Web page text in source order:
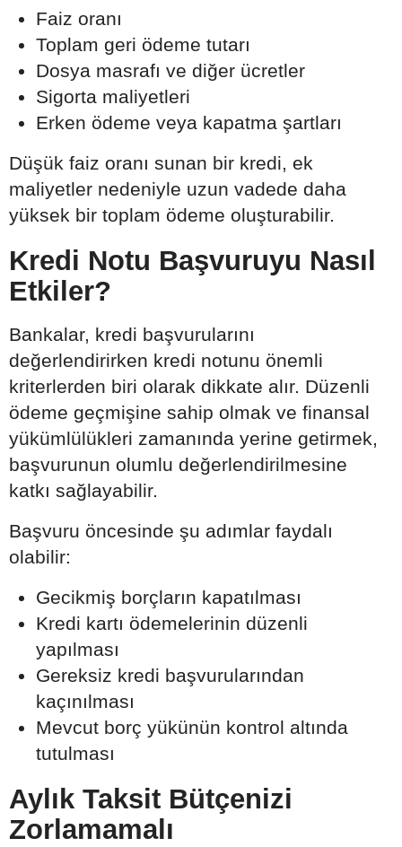
Faiz oranı
Toplam geri ödeme tutarı
Dosya masrafı ve diğer ücretler
Sigorta maliyetleri
Erken ödeme veya kapatma şartları
Düşük faiz oranı sunan bir kredi, ek
maliyetler nedeniyle uzun vadede daha
yüksek bir toplam ödeme oluşturabilir.
Kredi Notu Başvuruyu Nasıl
Etkiler?
Bankalar, kredi başvurularını
değerlendirirken kredi notunu önemli
kriterlerden biri olarak dikkate alır. Düzenli
ödeme geçmişine sahip olmak ve finansal
yükümlülükleri zamanında yerine getirmek,
başvurunun olumlu değerlendirilmesine
katkı sağlayabilir.
Başvuru öncesinde şu adımlar faydalı
olabilir:
Gecikmiş borçların kapatılması
Kredi kartı ödemelerinin düzenli
yapılması
Gereksiz kredi başvurularından
kaçınılması
Mevcut borç yükünün kontrol altında
tutulması
Aylık Taksit Bütçenizi
Zorlamamalı